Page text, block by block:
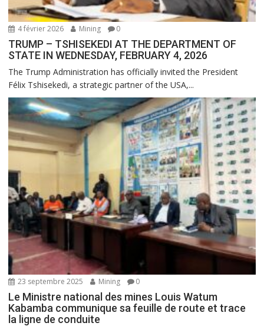
4 février 2026 Mining 0
TRUMP – TSHISEKEDI AT THE DEPARTMENT OF
STATE IN WEDNESDAY, FEBRUARY 4, 2026
The Trump Administration has officially invited the President
Félix Tshisekedi, a strategic partner of the USA,...
23 septembre 2025 Mining 0
Le Ministre national des mines Louis Watum
Kabamba communique sa feuille de route et trace
la ligne de conduite